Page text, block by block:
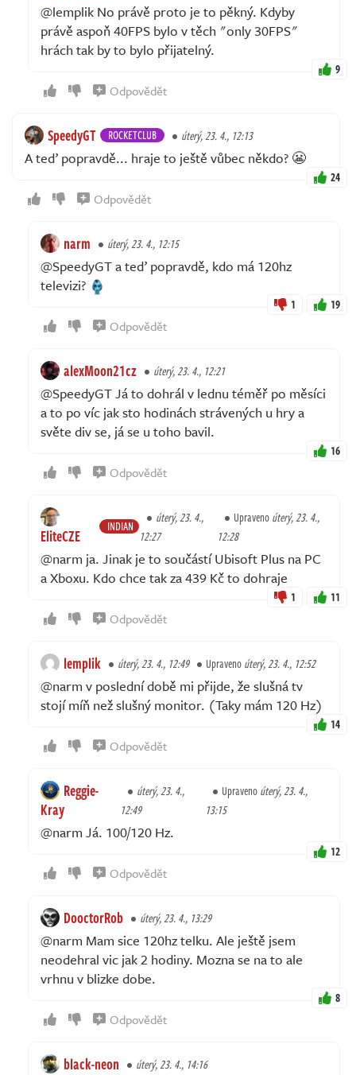
@lemplik No právě proto je to pěkný. Kdyby
právě aspoň 40FPS bylo v těch "only 30FPS"
hrách tak by to bylo přijatelný.
9
Odpovědět
SpeedyGT ROCKETCLUB úterý, 23. 4., 12:13
A teď popravdě... hraje to ještě vůbec někdo? 😬
24
Odpovědět
narm úterý, 23. 4., 12:15
@SpeedyGT a teď popravdě, kdo má 120hz
televizi?
1 19
Odpovědět
alexMoon21cz úterý, 23. 4., 12:21
@SpeedyGT Já to dohrál v lednu téměř po měsíci
a to po víc jak sto hodinách strávených u hry a
světe div se, já se u toho bavil.
16
Odpovědět
EliteCZE INDIAN
úterý, 23. 4.,
12:27
Upravenoúterý, 23. 4.,
12:28
@narm ja. Jinak je to součástí Ubisoft Plus na PC
a Xboxu. Kdo chce tak za 439 Kč to dohraje
1 11
Odpovědět
lemplik úterý, 23. 4., 12:49 Upravenoúterý, 23. 4., 12:52
@narm v poslední době mi přijde, že slušná tv
stojí míň než slušný monitor. (Taky mám 120 Hz)
14
Odpovědět
Reggie-
Kray
úterý, 23. 4.,
12:49
Upravenoúterý, 23. 4.,
13:15
@narm Já. 100/120 Hz.
12
Odpovědět
DooctorRob úterý, 23. 4., 13:29
@narm Mam sice 120hz telku. Ale ještě jsem
neodehral vic jak 2 hodiny. Mozna se na to ale
vrhnu v blizke dobe.
8
Odpovědět
black-neon úterý, 23. 4., 14:16